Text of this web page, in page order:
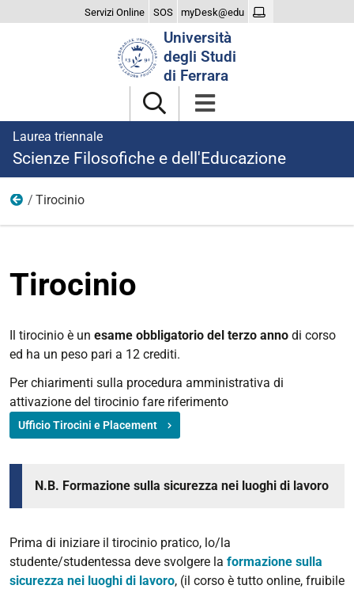
Servizi Online SOS myDesk@edu
Università
degli Studi
di Ferrara
Laurea triennale
Scienze Filosofiche e dell'Educazione
Didattica
Tirocinio
Tirocinio
Il tirocinio è un esame obbligatorio del terzo anno di corso
ed ha un peso pari a 12 crediti.
Per chiarimenti sulla procedura amministrativa di
attivazione del tirocinio fare riferimento
Ufficio Tirocini e Placement
N.B. Formazione sulla sicurezza nei luoghi di lavoro
Prima di iniziare il tirocinio pratico, lo/la
studente/studentessa deve svolgere la formazione sulla
sicurezza nei luoghi di lavoro, (il corso è tutto online, fruibile